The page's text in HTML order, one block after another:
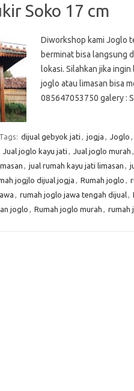
Soko 17 cm
Diworkshop kami Joglo
berminat bisa langsung
lokasi. Silahkan jika
joglo atau limasan bisa
085647053750 galery :
Tags: dijual gebyok jati , jogja , Joglo ,
Jual joglo kayu jati , Jual joglo murah ,
, jual rumah kayu jati limasan ,
jogjlo dijual jogja , Rumah joglo ,
, rumah joglo jawa tengah dijual,
joglo , Rumah joglo murah , rumah